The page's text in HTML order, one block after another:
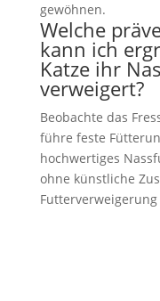
gewöhnen.
Welche
kann ich
Katze ihr
verweigert?
Beobachte das
führe feste
hochwertiges
ohne künstliche